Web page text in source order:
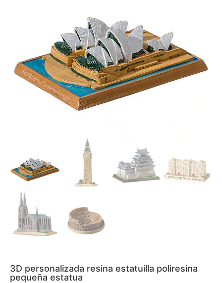
3D personalizada resina estatuilla poliresina
pequeña estatua